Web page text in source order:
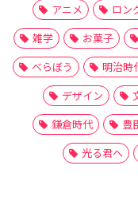
アニメ
ロン
雑学
お菓子
べらぼう
明治時
デザイン
鎌倉時代
豊
光る君へ